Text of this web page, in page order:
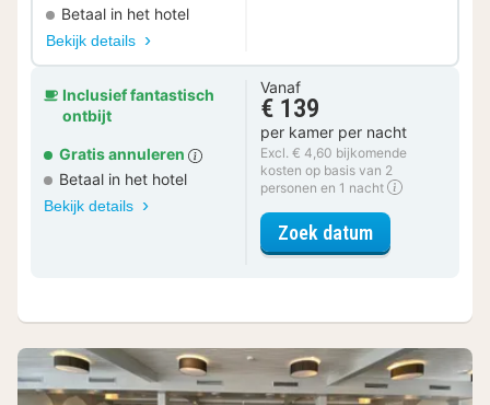
Betaal in het hotel
Bekijk details
Inclusief fantastisch
ontbijt
Gratis annuleren
Betaal in het hotel
Bekijk details
Vanaf
€ 139
per kamer per nacht
Excl. € 4,60 bijkomende
kosten op basis van 2
personen en 1 nacht
Zoek datumvoor Mini-